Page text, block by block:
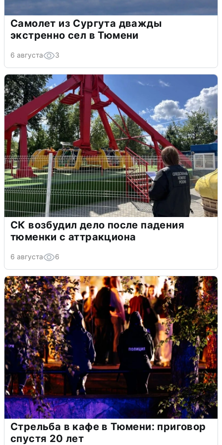
Самолет из Сургута дважды
экстренно сел в Тюмени
6 августа 3
СК возбудил дело после падения
тюменки с аттракциона
6 августа 6
Стрельба в кафе в Тюмени: приговор
спустя 20 лет